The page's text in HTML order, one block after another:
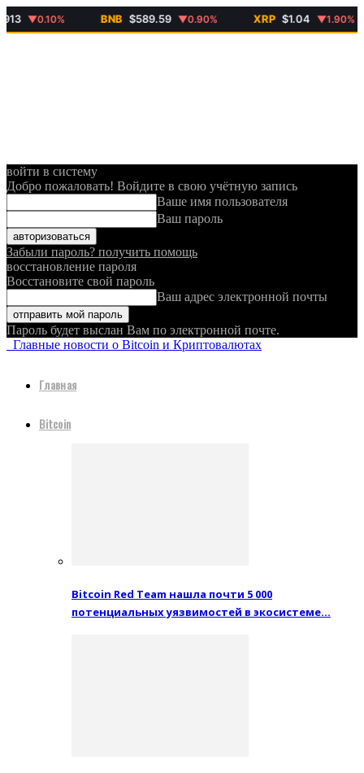
▼0.10% $589.59 ▼0.90% $1.04 ▼1.90%
войти в систему
Добро пожаловать! Войдите в свою учётную запись
Ваше имя пользователя
Ваш пароль
Забыли пароль? получить помощь
восстановление пароля
Восстановите свой пароль
Ваш адрес электронной почты
Пароль будет выслан Вам по электронной почте.
Главные новости о Bitcoin и Криптовалютах
Главная
Bitcoin
Bitcoin Red Team нашла почти 5 000
потенциальных уязвимостей в экосистеме…